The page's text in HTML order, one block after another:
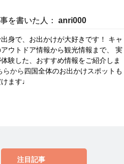
を書いた人： anri000
身で、お出かけが大好きです！ キャ
ウトドア情報から観光情報まで、 実
験した、おすすめ情報をご紹介しま
らから四国全体のお出かけスポットも
ます♩
注目記事